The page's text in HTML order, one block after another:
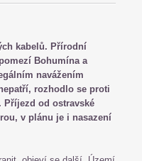
kabelů. Přírodní
Bohumína a
navážením
rozhodlo se proti
Příjezd od ostravské
v plánu je i nasazení